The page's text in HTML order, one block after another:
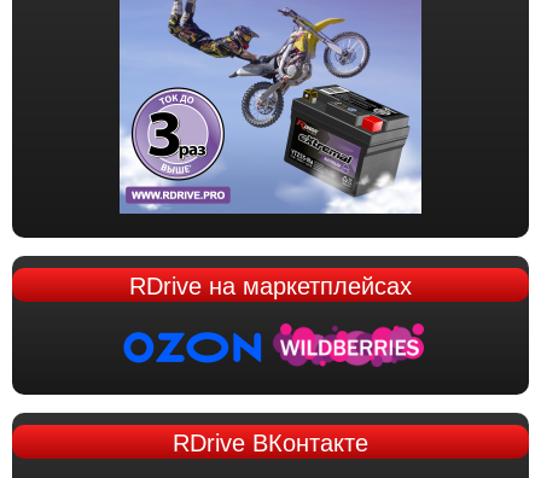
RDriveна маркетплейсах
RDriveВКонтакте